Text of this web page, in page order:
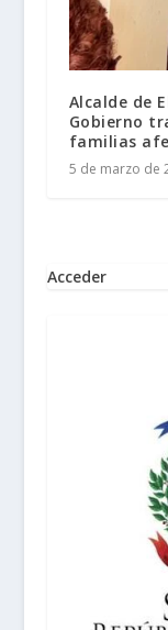
Alcalde de
Gobierno
familias
5 de marzo de
Acceder